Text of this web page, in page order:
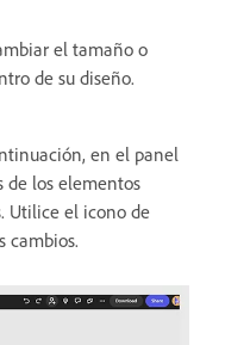
el tamaño o
de su diseño.
en el panel
de los elementos
Utilice el icono de
cambios.